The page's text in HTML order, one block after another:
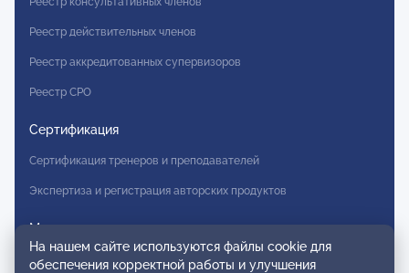
Реестр действительных членов
Реестр аккредитованных супервизоров
Реестр СРО
Сертификация
Сертификация тренеров и преподавателей
Экспертиза и регистрация авторских продуктов
Мероприятия лиги
Календарь событий
На нашем сайте используются файлы cookie для
обеспечения корректной работы и улучшения